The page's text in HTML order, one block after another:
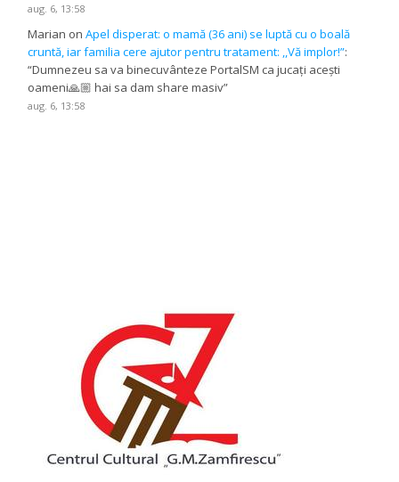
aug. 6, 13:58
Marian onApel disperat: o mamă (36 ani) se luptă cu o boală
cruntă, iar familia cere ajutor pentru tratament: ,,Vă implor!”:
“Dumnezeu sa va binecuvânteze PortalSM ca jucați acești
oameni🙏🏼 hai sa dam share masiv”
aug. 6, 13:58